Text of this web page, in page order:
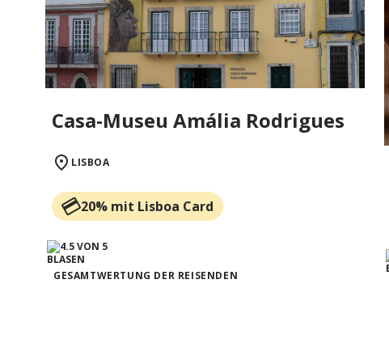
Casa-Museu Amália Rodrigues
LISBOA
20% mit Lisboa Card
GESAMTWERTUNG DER REISENDEN